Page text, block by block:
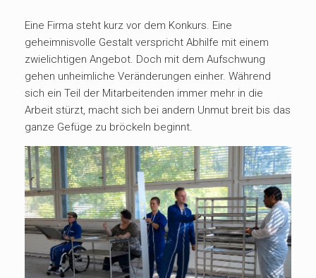
Eine Firma steht kurz vor dem Konkurs. Eine
geheimnisvolle Gestalt verspricht Abhilfe mit einem
zwielichtigen Angebot. Doch mit dem Aufschwung
gehen unheimliche Veränderungen einher. Während
sich ein Teil der Mitarbeitenden immer mehr in die
Arbeit stürzt, macht sich bei andern Unmut breit bis das
ganze Gefüge zu bröckeln beginnt.